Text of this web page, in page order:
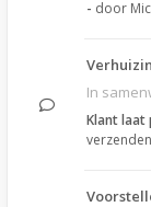
- door
In
Klant laat